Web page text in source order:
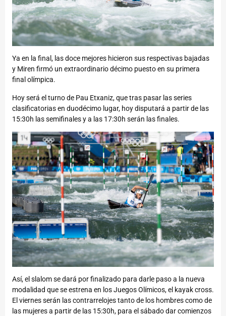
Ya en la final, las doce mejores hicieron sus respectivas bajadas
y Miren firmó un extraordinario décimo puesto en su primera
final olímpica.
Hoy será el turno de Pau Etxaniz, que tras pasar las series
clasificatorias en duodécimo lugar, hoy disputará a partir de las
15:30h las semifinales y a las 17:30h serán las finales.
Así, el slalom se dará por finalizado para darle paso a la nueva
modalidad que se estrena en los Juegos Olímicos, el kayak cross.
El viernes serán las contrarrelojes tanto de los hombres como de
las mujeres a partir de las 15:30h, para el sábado dar comienzos